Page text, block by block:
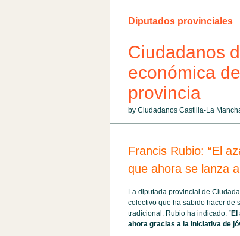
Diputados provinciales
Ciudadanos
económica
provincia
by Ciudadanos Castilla-La
Francis Rubio: “El
que ahora se lanza
La diputada provincial de
colectivo que ha sabido hacer de
tradicional. Rubio ha indicado: “El
ahora gracias a la iniciativa de